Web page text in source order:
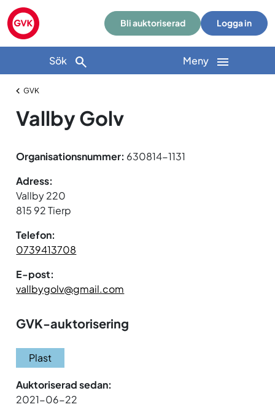
Bli auktoriserad Logga in
Sök Meny
GVK
Vallby Golv
Organisationsnummer: 630814-1131
Adress:
Vallby 220
815 92 Tierp
Telefon:
0739413708
E-post:
vallbygolv@gmail.com
GVK-auktorisering
Plast
Auktoriserad sedan:
2021-06-22